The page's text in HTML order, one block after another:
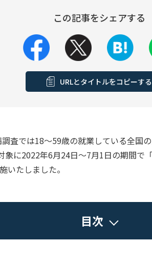
この記事をシェアする
URLとタイトルをコピーする
査では18～59歳の就業している全国
象に2022年6月24日～7月1日の期間で
いたしました。
目次